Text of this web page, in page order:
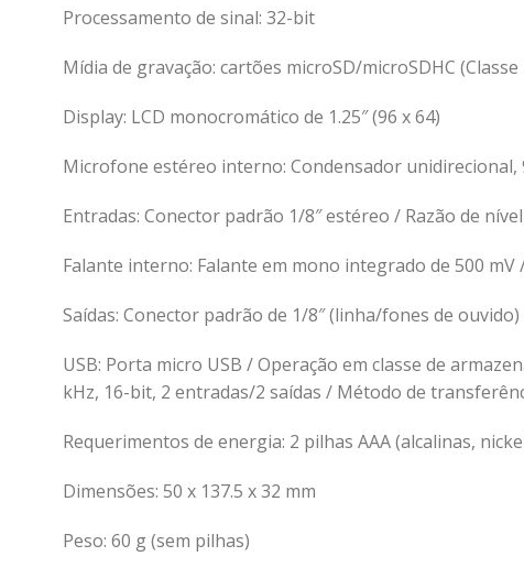
Processamento de sinal: 32-bit
Mídia de gravação: cartões microSD/microSDHC
Display: LCD monocromático de 1.25″ (96 x 64)
Microfone estéreo interno: Condensador unidirecional,
Entradas: Conector padrão 1/8″ estéreo / Razão de
Falante interno: Falante em mono integrado de 500
Saídas: Conector padrão de 1/8″ (linha/fones de
USB: Porta micro USB / Operação em classe de
kHz, 16-bit, 2 entradas/2 saídas / Método de
Requerimentos de energia: 2 pilhas AAA (alcalinas,
Dimensões: 50 x 137.5 x 32 mm
Peso: 60 g (sem pilhas)